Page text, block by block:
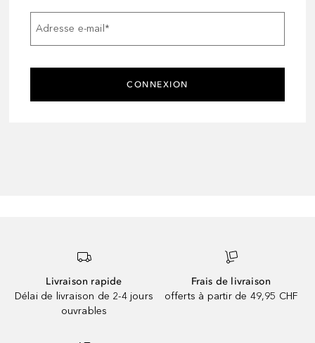
Adresse e-mail*
CONNEXION
Livraison rapide
Délai de livraison de 2-4 jours
ouvrables
Frais de livraison
offerts à partir de 49,95 CHF